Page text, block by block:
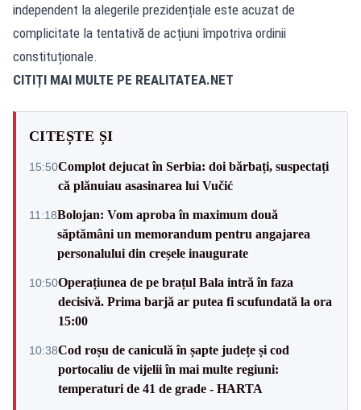
independent la alegerile prezidențiale este acuzat de
complicitate la tentativă de acțiuni împotriva ordinii
constituționale.
CITIȚI MAI MULTE PE REALITATEA.NET
CITEȘTE ȘI
15:50Complot dejucat în Serbia: doi bărbați, suspectați
că plănuiau asasinarea lui Vučić
11:18Bolojan: Vom aproba în maximum două
săptămâni un memorandum pentru angajarea
personalului din creșele inaugurate
10:50Operațiunea de pe brațul Bala intră în faza
decisivă. Prima barjă ar putea fi scufundată la ora
15:00
10:38Cod roșu de caniculă în șapte județe și cod
portocaliu de vijelii în mai multe regiuni:
temperaturi de 41 de grade - HARTA